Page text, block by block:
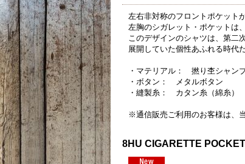
左右非対称のフロントポケット
左胸のシガレット・ポケットは
このデザインのシャツは、第二
展開していた個性あふれる時代
・マテリアル： 撚り杢シャン
・ボタン： メタルボタン
・縫製糸： カタン糸（綿糸）
※通信販売ご利用のお客様は、
8HU CIGARETTE